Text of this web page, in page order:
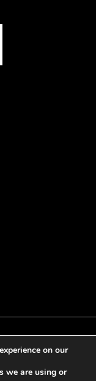
on our
we are using or